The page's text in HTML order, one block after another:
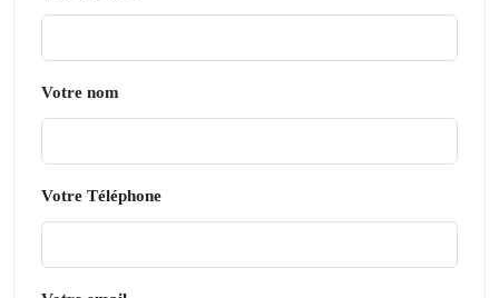
Votre nom
Votre Téléphone